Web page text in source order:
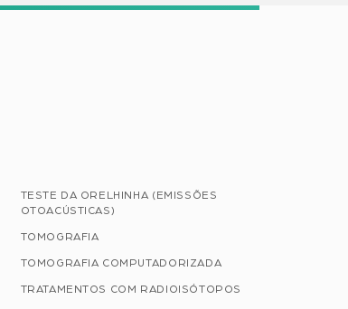
TESTE DA ORELHINHA (EMISSÕES
OTOACÚSTICAS)
TOMOGRAFIA
TOMOGRAFIA COMPUTADORIZADA
TRATAMENTOS COM RADIOISÓTOPOS